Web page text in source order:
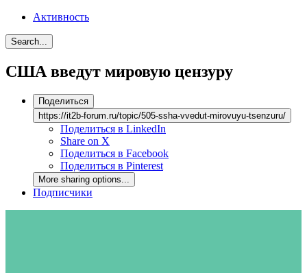
Активность
Search...
США введут мировую цензуру
Поделиться
https://it2b-forum.ru/topic/505-ssha-vvedut-mirovuyu-tsenzuru/
Поделиться в LinkedIn
Share on X
Поделиться в Facebook
Поделиться в Pinterest
More sharing options...
Подписчики